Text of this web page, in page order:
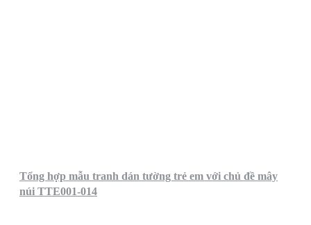
Tổng hợp mẫu tranh dán tường trẻ em với chủ đề mây
núi TTE001-014